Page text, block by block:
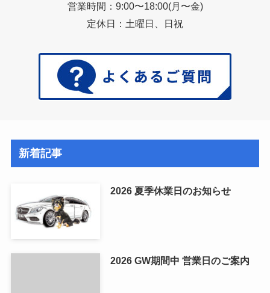
営業時間：9:00〜18:00(月〜金)
定休日：土曜日、日祝
新着記事
2026 夏季休業日のお知らせ
2026 GW期間中 営業日のご案内